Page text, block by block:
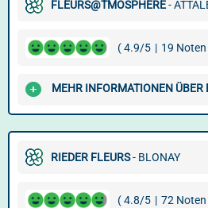
FLEURS@TMOSPHÈRE-
( 4.9/5 | 19 Noten
MEHR INFORMATIONEN ÜBER
RIEDER FLEURS- BLONAY
( 4.8/5 | 72 Noten